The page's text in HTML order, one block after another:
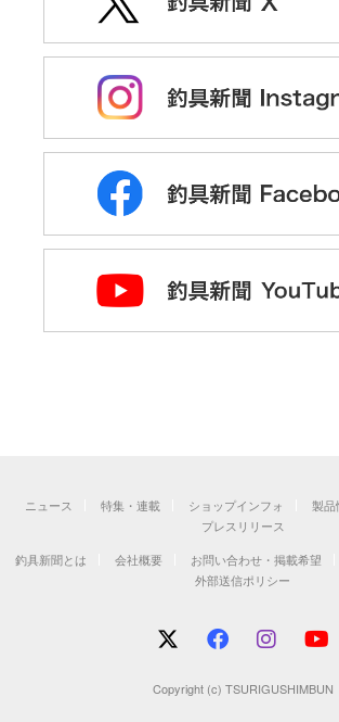
ニュース 特集・連載 ショップインフォ 製品
プレスリリース
釣具新聞とは
会社概要 お問い合わせ・掲載希望
外部送信ポリシー
Copyright (c) TSURIGUSHIMBUN